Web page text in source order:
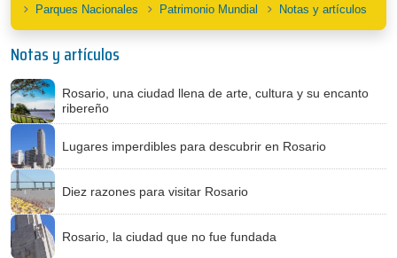
Parques Nacionales
Patrimonio Mundial Notas y artículos
Notas y artículos
Rosario, una ciudad llena de arte, cultura y su encanto
ribereño
Lugares imperdibles para descubrir en Rosario
Diez razones para visitar Rosario
Rosario, la ciudad que no fue fundada